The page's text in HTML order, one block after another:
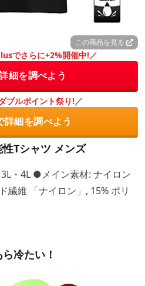
この商品を見る
でさらに+2%開催中!／
細を調べよう
ブルポイント祭り!／
細を調べよう
Tシャツ メンズ
・4L ●メイン素材: ナイロン
繊維 「ナイロン」, 15% ポリ
冷たい！